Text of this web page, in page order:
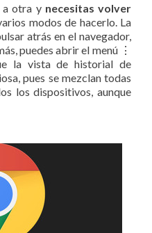
a otra y necesitas volver
modos de hacerlo. La
atrás en el navegador,
puedes abrir el menú ⋮
la vista de historial de
pues se mezclan todas
los dispositivos, aunque